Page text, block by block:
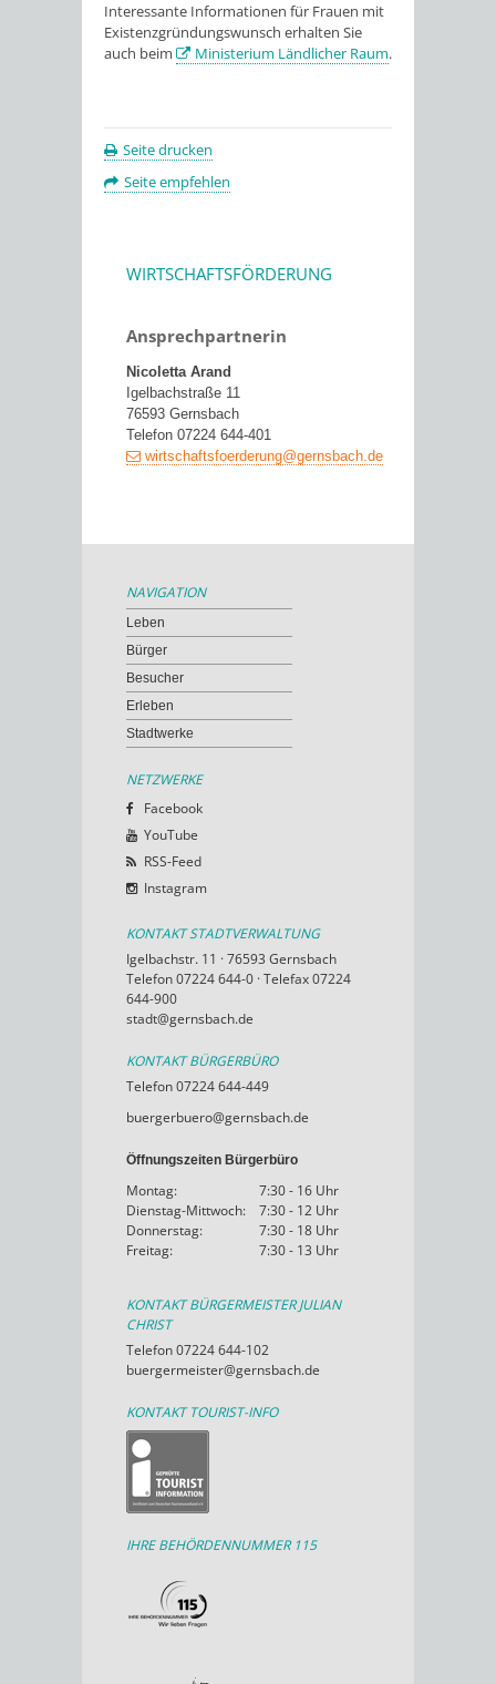
Interessante Informationen für Frauen mit
Existenzgründungswunsch erhalten Sie
auch beim
Ministerium Ländlicher Raum.
Seite drucken
Seite empfehlen
WIRTSCHAFTSFÖRDERUNG
Ansprechpartnerin
Nicoletta Arand
Igelbachstraße 11
76593 Gernsbach
Telefon 07224 644-401
wirtschaftsfoerderung@gernsbach.de
NAVIGATION
Leben
Bürger
Besucher
Erleben
Stadtwerke
NETZWERKE
Facebook
YouTube
RSS-Feed
Instagram
KONTAKT STADTVERWALTUNG
Igelbachstr. 11 · 76593 Gernsbach
Telefon 07224 644-0 · Telefax 07224
644-900
stadt@gernsbach.de
KONTAKT BÜRGERBÜRO
Telefon 07224 644-449
buergerbuero@gernsbach.de
Öffnungszeiten Bürgerbüro
Montag:
7:30 - 16 Uhr
Dienstag-Mittwoch:
7:30 - 12 Uhr
Donnerstag:
7:30 - 18 Uhr
Freitag:
7:30 - 13 Uhr
KONTAKT BÜRGERMEISTER JULIAN
CHRIST
Telefon 07224 644-102
buergermeister@gernsbach.de
KONTAKT TOURIST-INFO
IHRE BEHÖRDENNUMMER 115